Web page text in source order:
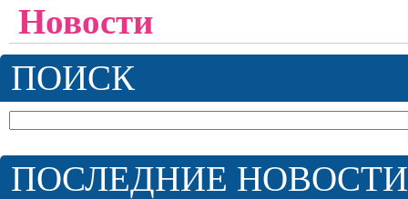
Новости
ПОИСК
ПОСЛЕДНИЕ НОВОСТИ